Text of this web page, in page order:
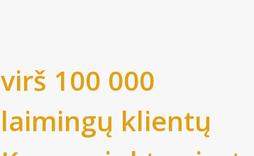
virš 100 000
laimingų klientų